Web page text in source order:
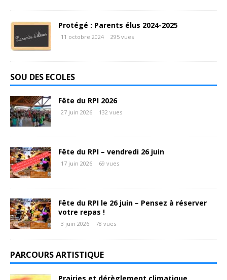
Protégé : Parents élus 2024-2025
11 octobre 2024 295 vues
SOU DES ECOLES
Fête du RPI 2026
27 juin 2026 132 vues
Fête du RPI – vendredi 26 juin
17 juin 2026 69 vues
Fête du RPI le 26 juin – Pensez à réserver
votre repas !
3 juin 2026 78 vues
PARCOURS ARTISTIQUE